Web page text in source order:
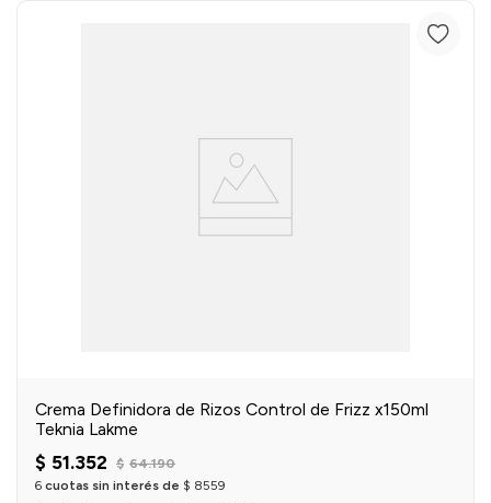
Crema Definidora de Rizos Control de Frizz x150ml
Teknia Lakme
$ 51.352 $ 64.190
6 cuotas sin interés de $ 8559